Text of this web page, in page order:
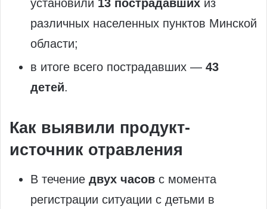
установили 13 пострадавших из
различных населенных пунктов Минской
области;
в итоге всего пострадавших — 43
детей.
Как выявили продукт-
источник отравления
В течение двух часов с момента
регистрации ситуации с детьми в